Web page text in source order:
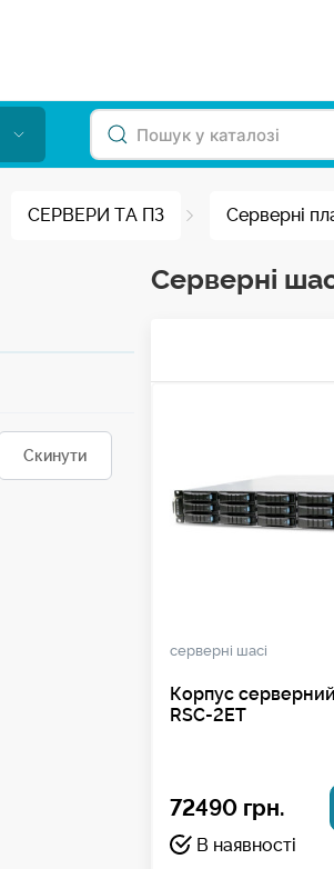
СЕРВЕРИ ТА ПЗ Серверні
Серверні
серверні шасі
Корпус
RSC-2ET
72490 грн.
В наявності